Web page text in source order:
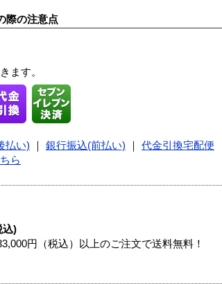
際の注意点
ます。
払い) 銀行振込(前払い) 代金引換宅配便
ら
込)
円（税込）以上のご注文で送料無料！